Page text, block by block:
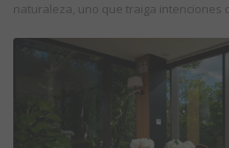
naturaleza, uno que traiga intenciones